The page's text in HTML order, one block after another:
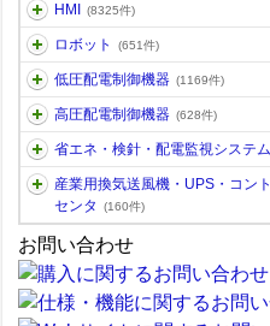
HMI (8325件)
ロボット (651件)
低圧配電制御機器 (1169件)
高圧配電制御機器 (628件)
省エネ・検針・配電監視システム
産業用換気送風機・UPS・コン
センタ
(160件)
お問い合わせ